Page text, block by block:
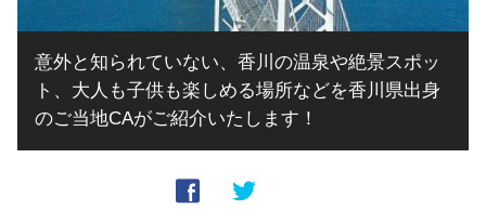
意外と知られていない、香川の温泉や絶景スポッ
ト、大人も子供も楽しめる場所などを香川県出身
のご当地CAがご紹介いたします！